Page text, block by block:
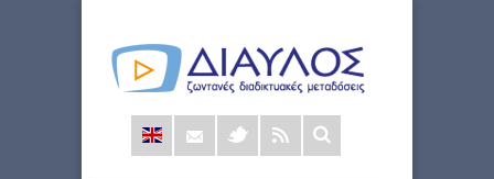
Φόρμα
αναζήτησης